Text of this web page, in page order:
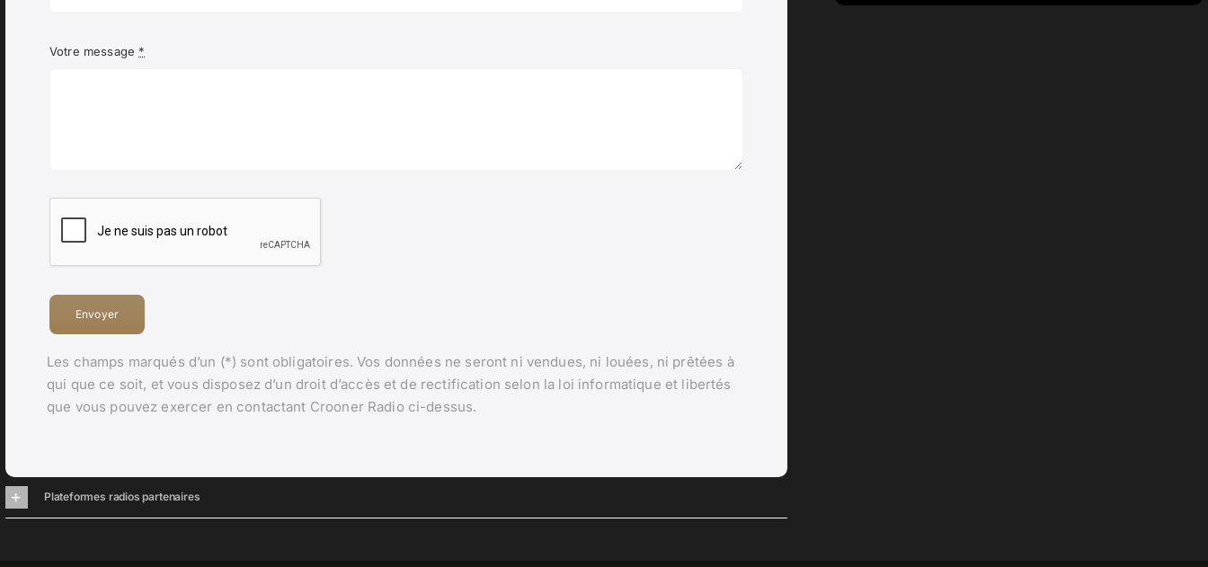
Votre message *
Envoyer
Les champs marqués d’un (*) sont obligatoires. Vos données ne seront ni vendues, ni louées, ni prêtées à
qui que ce soit, et vous disposez d’un droit d’accès et de rectification selon la loi informatique et libertés
que vous pouvez exercer en contactant Crooner Radio ci-dessus.
Plateformes radios partenaires